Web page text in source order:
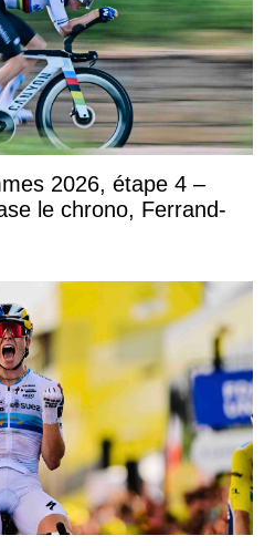
2026, étape 4 –
le chrono, Ferrand-